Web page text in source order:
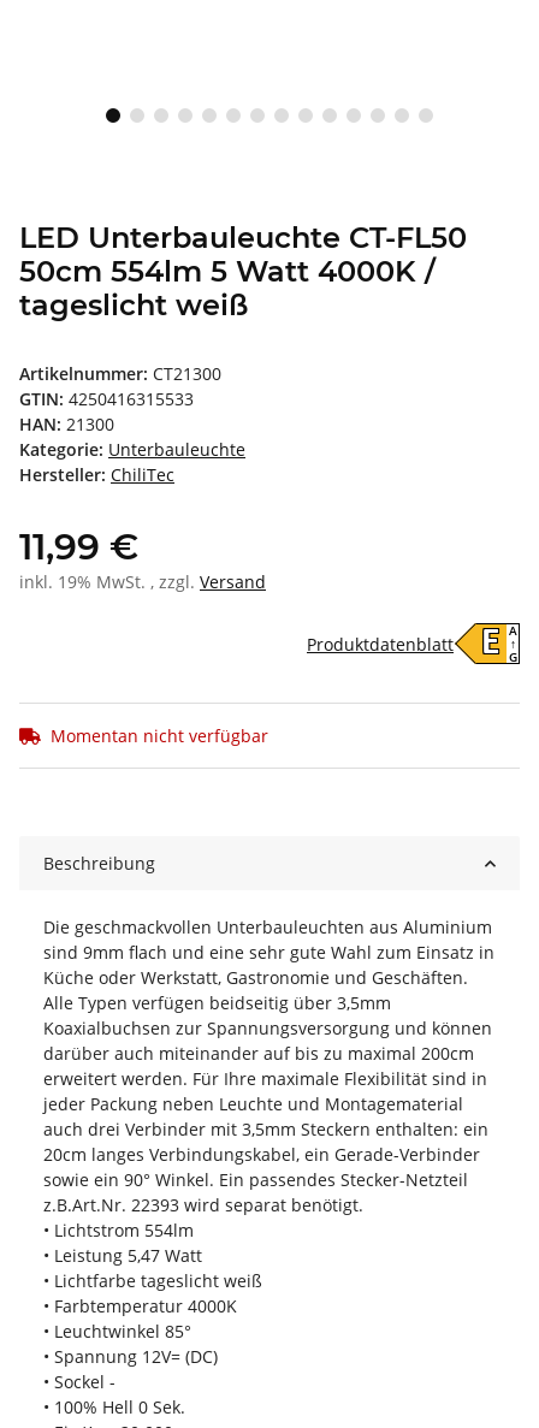
LED Unterbauleuchte CT-FL50
50cm 554lm 5 Watt 4000K /
tageslicht weiß
Artikelnummer: CT21300
GTIN: 4250416315533
HAN: 21300
Kategorie: Unterbauleuchte
Hersteller: ChiliTec
11,99 €
inkl. 19% MwSt. , zzgl. Versand
E A
↑
G
Produktdatenblatt
Momentan nicht verfügbar
Beschreibung
Die geschmackvollen Unterbauleuchten aus Aluminium
sind 9mm flach und eine sehr gute Wahl zum Einsatz in
Küche oder Werkstatt, Gastronomie und Geschäften.
Alle Typen verfügen beidseitig über 3,5mm
Koaxialbuchsen zur Spannungsversorgung und können
darüber auch miteinander auf bis zu maximal 200cm
erweitert werden. Für Ihre maximale Flexibilität sind in
jeder Packung neben Leuchte und Montagematerial
auch drei Verbinder mit 3,5mm Steckern enthalten: ein
20cm langes Verbindungskabel, ein Gerade-Verbinder
sowie ein 90° Winkel. Ein passendes Stecker-Netzteil
z.B.Art.Nr. 22393 wird separat benötigt.
• Lichtstrom 554lm
• Leistung 5,47 Watt
• Lichtfarbe tageslicht weiß
• Farbtemperatur 4000K
• Leuchtwinkel 85°
• Spannung 12V= (DC)
• Sockel -
• 100% Hell 0 Sek.